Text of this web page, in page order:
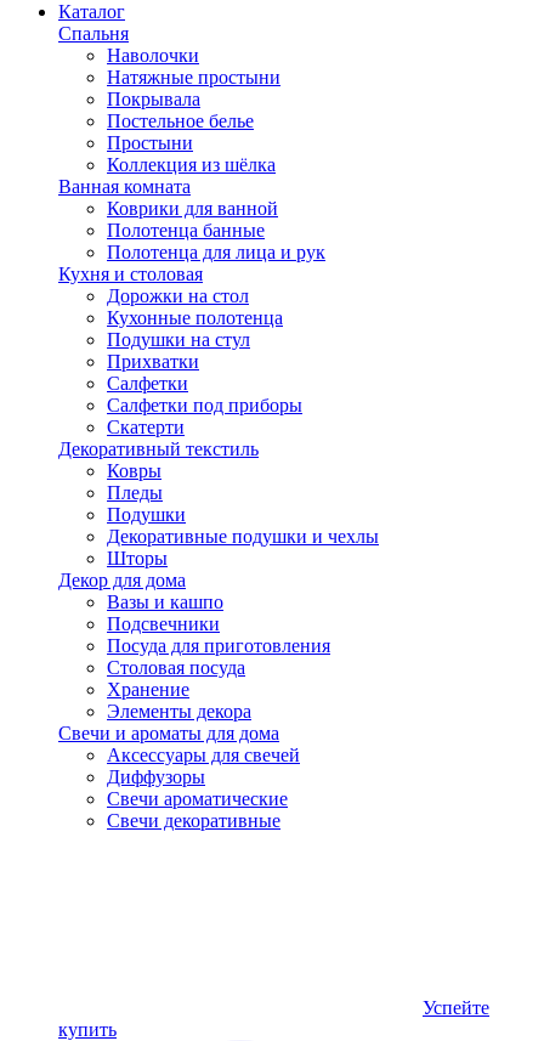
Каталог
Спальня
Наволочки
Натяжные простыни
Покрывала
Постельное белье
Простыни
Коллекция из шёлка
Ванная комната
Коврики для ванной
Полотенца банные
Полотенца для лица и рук
Кухня и столовая
Дорожки на стол
Кухонные полотенца
Подушки на стул
Прихватки
Салфетки
Салфетки под приборы
Скатерти
Декоративный текстиль
Ковры
Пледы
Подушки
Декоративные подушки и чехлы
Шторы
Декор для дома
Вазы и кашпо
Подсвечники
Посуда для приготовления
Столовая посуда
Хранение
Элементы декора
Свечи и ароматы для дома
Аксессуары для свечей
Диффузоры
Свечи ароматические
Свечи декоративные
Успейте
купить